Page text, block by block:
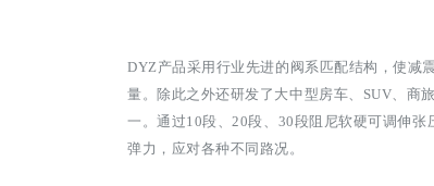
DYZ产品采用行业先进的阀系匹配结构，使减
量。 除此之外还研发了大中型房车、SUV、商
一。通过10段、20段、30段阻尼软硬可调伸张
弹力，应对各种不 同路况。